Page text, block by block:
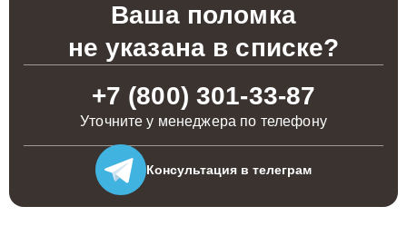
Ваша поломка
не указана в списке?
+7 (800) 301-33-87
Уточните у менеджера по телефону
Консультация в телеграм